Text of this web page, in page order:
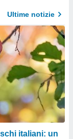
Ultime notizie
italiani: un